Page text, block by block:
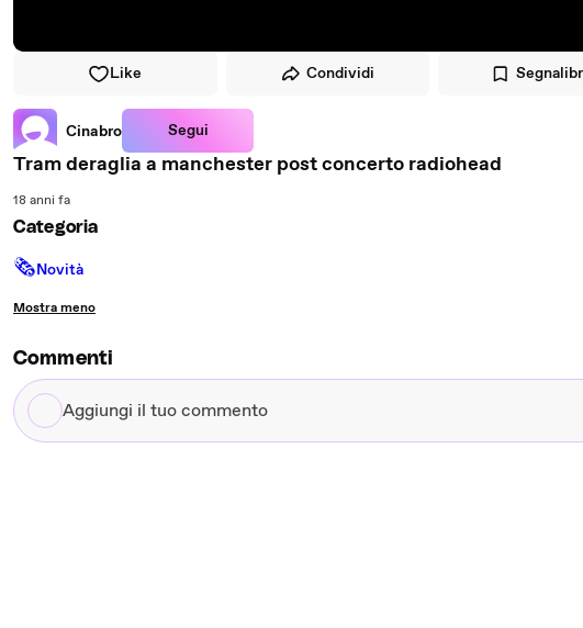
Like Condividi
Cinabro Segui
Tram deraglia a manchester post concerto radiohead
18 anni fa
Categoria
🗞Novità
Mostra meno
Commenti
Aggiungi
il